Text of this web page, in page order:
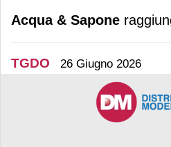
Acqua & Sapone
TGDO 26 Giugno 2026